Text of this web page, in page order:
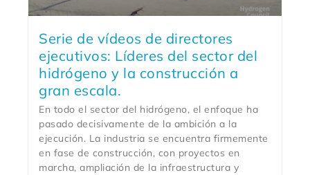
Serie de vídeos de directores
ejecutivos: Líderes del sector del
hidrógeno y la construcción a
gran escala.
En todo el sector del hidrógeno, el enfoque ha
pasado decisivamente de la ambición a la
ejecución. La industria se encuentra firmemente
en fase de construcción, con proyectos en
marcha, ampliación de la infraestructura y